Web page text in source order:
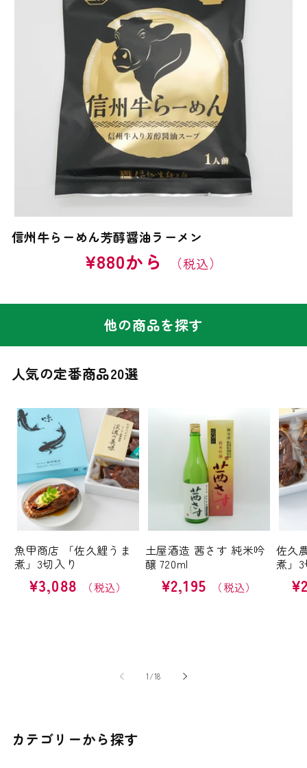
信州牛らーめん芳醇醤油ラーメン
通
常
格
¥880から
他の商品を探す
人気の定番商品20選
魚甲商店 「佐久鯉うま
煮」3切入り
通
¥3,088
土屋酒造 茜さす 純米吟
醸 720ml
通
¥2,195
佐久
煮」
通
1/の
18
カテゴリーから探す